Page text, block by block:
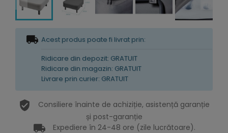
Acest produs poate fi livrat prin:
Ridicare din depozit: GRATUIT
Ridicare din magazin: GRATUIT
Livrare prin curier: GRATUIT
Consiliere înainte de achiziție, asistență garanție
și post-garanție
Expediere în 24-48 ore (zile lucrătoare).